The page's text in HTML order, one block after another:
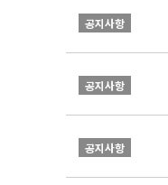
공지사항
공지사항
공지사항